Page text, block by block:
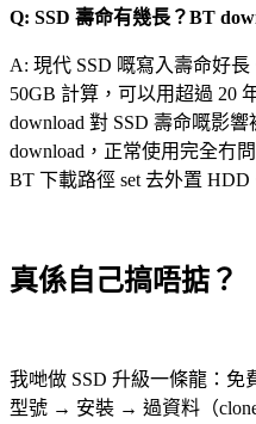
Q: SSD 壽命有幾長？BT
A: 現代 SSD 嘅寫入壽命好長
50GB 計算，可以用超過 20
download 對 SSD 壽命嘅影
download，正常使用完全冇
BT 下載路徑 set 去外置 HDD
真係自己搞唔掂？
我哋做 SSD 升級一條龍：
型號 → 安裝 → 過資料（